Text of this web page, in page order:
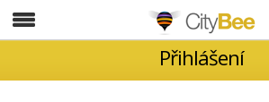
CityBee
Přihlášení